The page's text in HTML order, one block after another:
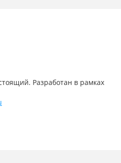
Разработан в рамках